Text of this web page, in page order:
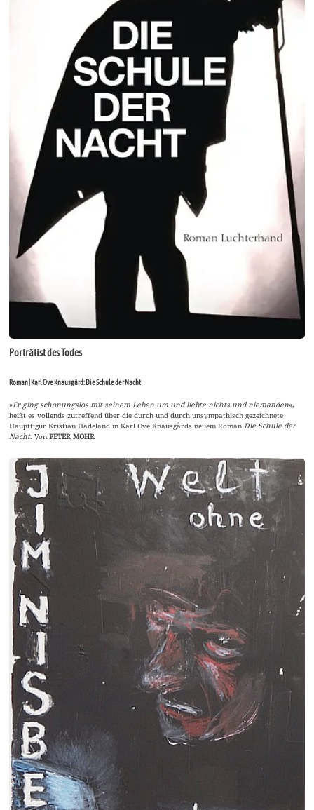
Porträtist des Todes
Roman | Karl Ove Knausgård: Die Schule der Nacht
»Er ging schonungslos mit seinem Leben um und liebte nichts und niemanden«,
heißt es vollends zutreffend über die durch und durch unsympathisch gezeichnete
Hauptfigur Kristian Hadeland in Karl Ove Knausgårds neuem RomanDie Schule der
Nacht. VonPETER MOHR